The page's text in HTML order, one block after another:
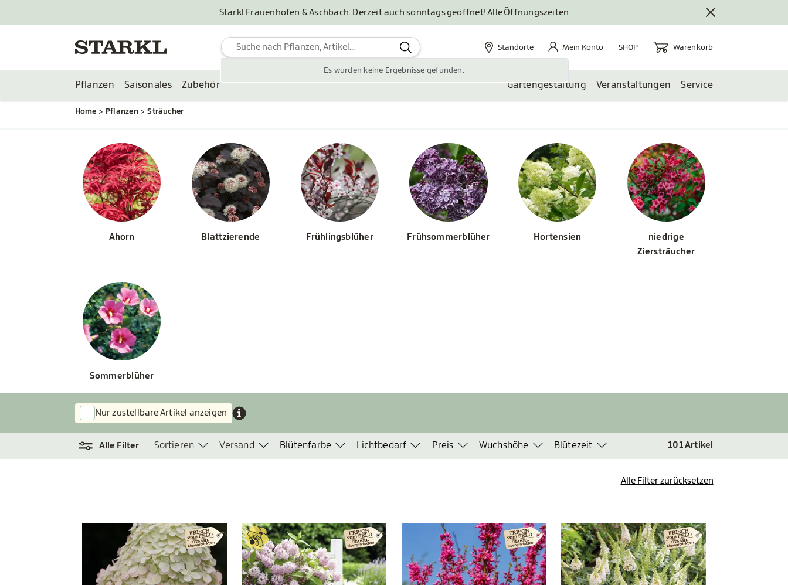
Starkl Frauenhofen & Aschbach: Derzeit auch sonntags geöffnet!Alle Öffnungszeiten
Es wurden keine Ergebnisse gefunden.
Standorte
Standorte Mein Konto
Mein Konto SHOP Warenkorb
Warenkorb
Pflanzen Saisonales Zubehör Gartengestaltung Veranstaltungen Service
Home Pflanzen Sträucher
Ahorn Blattzierende Frühlingsblüher Frühsommerblüher Hortensien
niedrige
Ziersträucher
Sommerblüher
Nur zustellbare Artikel anzeigen
Alle Filter Sortieren Versand Blütenfarbe Lichtbedarf Preis Wuchshöhe Blütezeit 101Artikel
Alle Filter zurücksetzen